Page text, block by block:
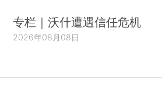
专栏｜沃什遭遇信任危机
2026年08月08日